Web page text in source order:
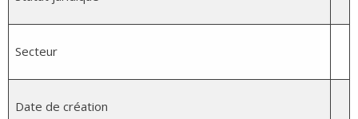
Secteur
Date de création